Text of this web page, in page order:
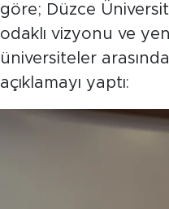
göre; Düzce
odaklı vizyonu ve
üniversiteler
açıklamayı yaptı: